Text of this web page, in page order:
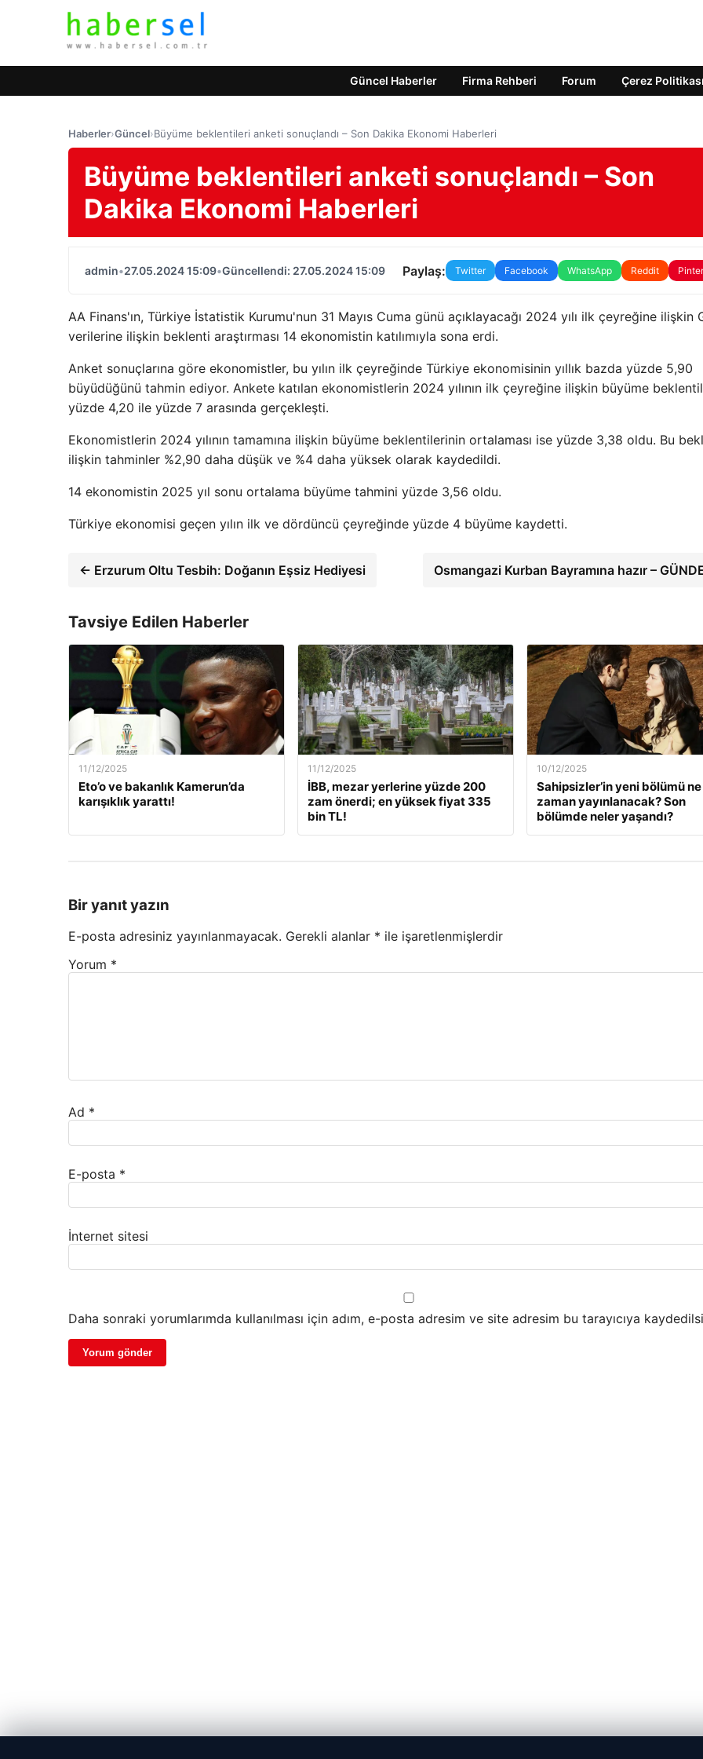
Güncel Haberler Firma Rehberi Forum Çerez Politikası
Haberler›Güncel›Büyüme beklentileri anketi sonuçlandı – Son Dakika Ekonomi Haberleri
Büyüme beklentileri anketi sonuçlandı – Son
Dakika Ekonomi Haberleri
admin•27.05.2024 15:09•Güncellendi: 27.05.2024 15:09 Paylaş: Twitter Facebook WhatsApp Reddit
AA Finans'ın, Türkiye İstatistik Kurumu'nun 31 Mayıs Cuma günü açıklayacağı 2024 yılı ilk çeyreğine ilişkin
verilerine ilişkin beklenti araştırması 14 ekonomistin katılımıyla sona erdi.
Anket sonuçlarına göre ekonomistler, bu yılın ilk çeyreğinde Türkiye ekonomisinin yıllık bazda yüzde 5,90
büyüdüğünü tahmin ediyor. Ankete katılan ekonomistlerin 2024 yılının ilk çeyreğine ilişkin büyüme
yüzde 4,20 ile yüzde 7 arasında gerçekleşti.
Ekonomistlerin 2024 yılının tamamına ilişkin büyüme beklentilerinin ortalaması ise yüzde 3,38 oldu. Bu
ilişkin tahminler %2,90 daha düşük ve %4 daha yüksek olarak kaydedildi.
14 ekonomistin 2025 yıl sonu ortalama büyüme tahmini yüzde 3,56 oldu.
Türkiye ekonomisi geçen yılın ilk ve dördüncü çeyreğinde yüzde 4 büyüme kaydetti.
← Erzurum Oltu Tesbih: Doğanın Eşsiz Hediyesi Osmangazi Kurban Bayramına hazır –
Tavsiye Edilen Haberler
11/12/2025
Eto’o ve bakanlık Kamerun’da
karışıklık yarattı!
11/12/2025
İBB, mezar yerlerine yüzde 200
zam önerdi; en yüksek fiyat 335
bin TL!
10/12/2025
Sahipsizler’in yeni bölümü ne
zaman yayınlanacak? Son
bölümde neler yaşandı?
Bir yanıt yazın
E-posta adresiniz yayınlanmayacak. Gerekli alanlar * ile işaretlenmişlerdir
Yorum *
Ad *
E-posta *
İnternet sitesi
Daha sonraki yorumlarımda kullanılması için adım, e-posta adresim ve site adresim bu tarayıcıya